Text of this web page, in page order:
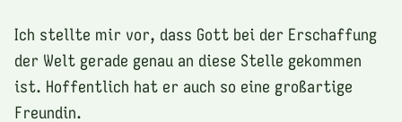
Ich stellte mir vor, dass Gott bei der Erschaffung
der Welt gerade genau an diese Stelle gekommen
ist. Hoffentlich hat er auch so eine großartige
Freundin.